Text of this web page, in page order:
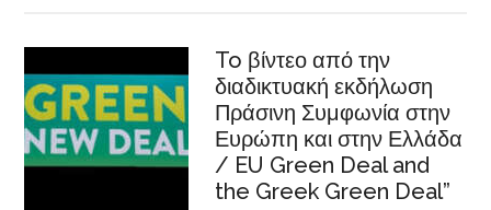
of
people
with
chronic
Illness
φιλικών
στον
τουρισμό
πόλεων
για
πιο
To βίντεο από την
διαδικτυακή εκδήλωση
Πράσινη Συμφωνία στην
Ευρώπη και στην Ελλάδα
/ EU Green Deal and
the Greek Green Deal”